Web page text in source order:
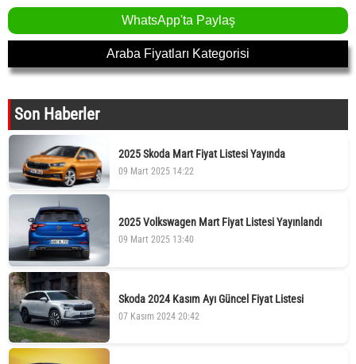
WhatsApp'ta Paylaş
Araba Fiyatları Kategorisi
Son Haberler
2025 Skoda Mart Fiyat Listesi Yayında
09 Mart 2025 14:22
2025 Volkswagen Mart Fiyat Listesi Yayınlandı
09 Mart 2025 13:40
Skoda 2024 Kasım Ayı Güncel Fiyat Listesi
07 Kasım 2024 20:42